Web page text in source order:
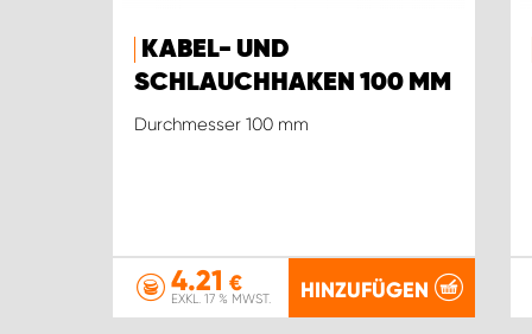
KABEL- UND
SCHLAUCHHAKEN 100 MM
Durchmesser 100 mm
4.21 €
EXKL. 17 % MWST. HINZUFÜGEN